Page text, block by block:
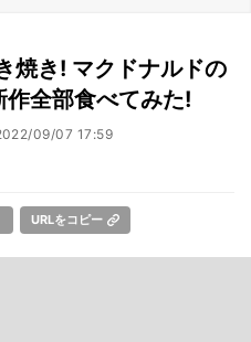
焼き! マクドナルドの
全部食べてみた!
09/07 17:59
URLをコピー